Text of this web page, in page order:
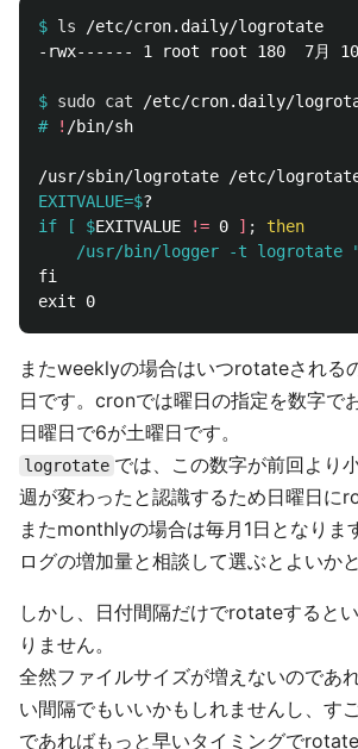
$ ls
-rwx------ 1 root root 180  7月
$ sudo cat
#
!
EXITVALUE=$
if [ $EXITVALUE != 0 ] ;
then
/usr/bin/logger -t logrotate
fi
またweeklyの場合はいつrotateされる
日です。cronでは曜日の指定を数字で
日曜日で6が土曜日です。
logrotate では、この数字が前回より
週が変わったと認識するため日曜日に
またmonthlyの場合は毎月1日となりま
ログの増加量と相談して選ぶとよいか
しかし、日付間隔だけでrotateすると
りません。
全然ファイルサイズが増えないのであ
い間隔でもいいかもしれませんし、す
であればもっと早いタイミングでrotate